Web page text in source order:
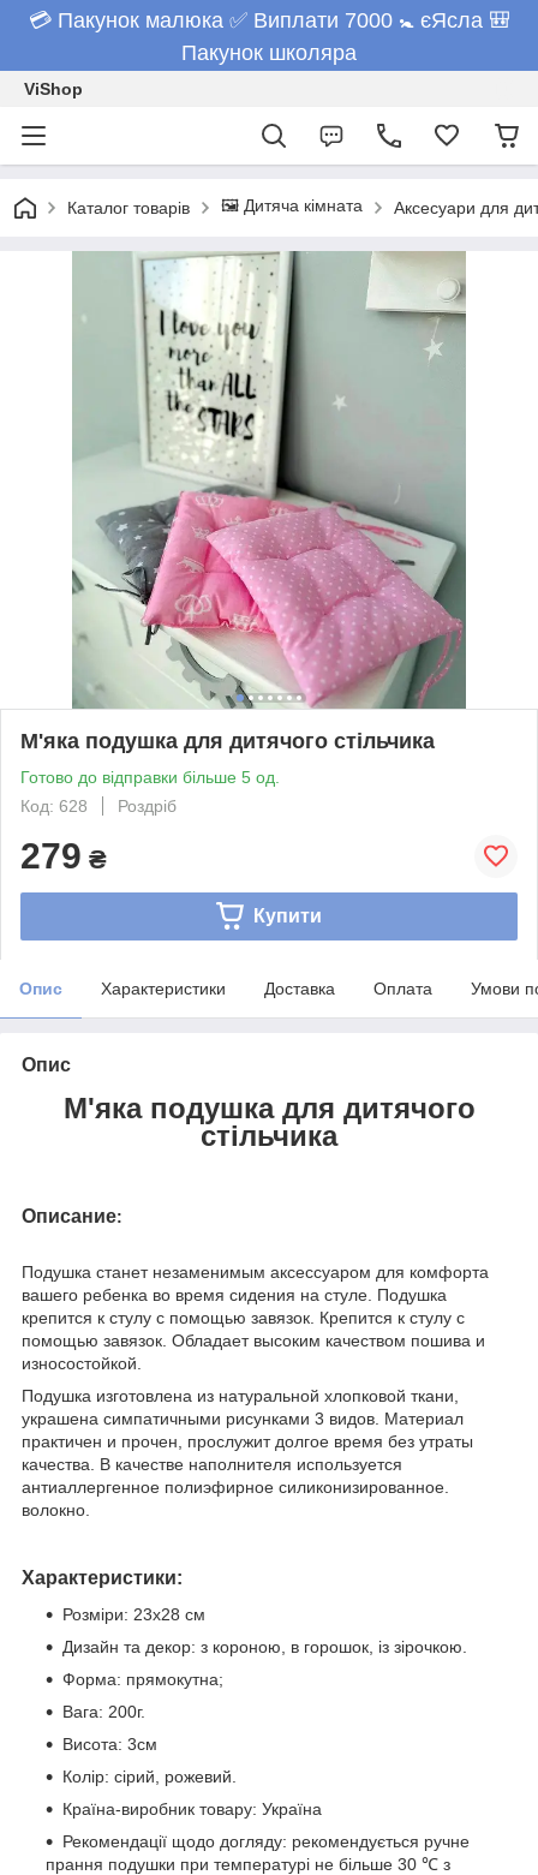
💳 Пакунок малюка ✅ Виплати 7000 🚼 єЯсла 🎒
Пакунок школяра
ViShop
Каталог товарів 🖼️ Дитяча кімната Аксесуари для
М'яка подушка для дитячого стільчика
Готово до відправки більше 5 од.
Код: 628
Роздріб
279 ₴
Купити
Опис Характеристики Доставка Оплата Умови
Опис
М'яка подушка для дитячого
стільчика
Описание:
Подушка станет незаменимым аксессуаром для комфорта
вашего ребенка во время сидения на стуле. Подушка
крепится к стулу с помощью завязок. Крепится к стулу с
помощью завязок. Обладает высоким качеством пошива и
износостойкой.
Подушка изготовлена из натуральной хлопковой ткани,
украшена симпатичными рисунками 3 видов. Материал
практичен и прочен, прослужит долгое время без утраты
качества. В качестве наполнителя используется
антиаллергенное полиэфирное силиконизированное.
волокно.
Характеристики:
Розміри: 23х28 см
Дизайн та декор: з короною, в горошок, із зірочкою.
Форма: прямокутна;
Вага: 200г.
Висота: 3см
Колір: сірий, рожевий.
Країна-виробник товару: Україна
Рекомендації щодо догляду: рекомендується ручне
прання подушки при температурі не більше 30 ℃ з